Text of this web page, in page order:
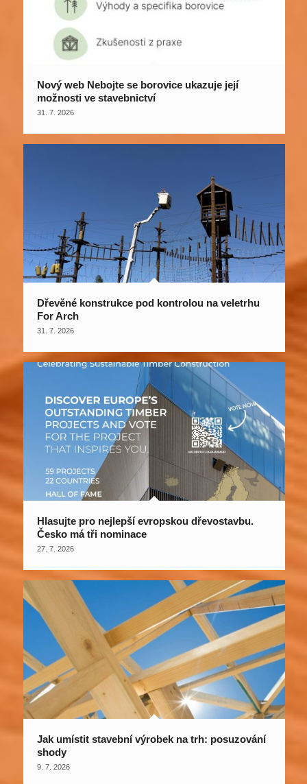
Nový web Nebojte se borovice ukazuje její
možnosti ve stavebnictví
31. 7. 2026
Dřevěné konstrukce pod kontrolou na veletrhu
For Arch
31. 7. 2026
Hlasujte pro nejlepší evropskou dřevostavbu.
Česko má tři nominace
27. 7. 2026
Jak umístit stavební výrobek na trh: posuzování
shody
9. 7. 2026